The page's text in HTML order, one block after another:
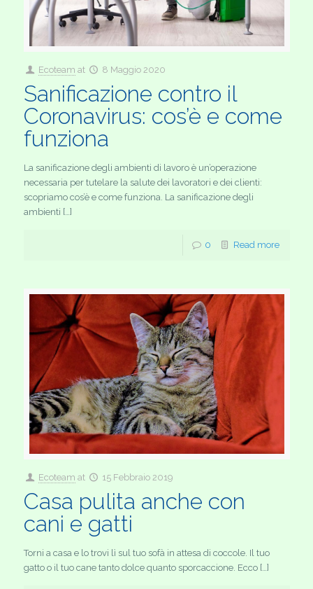
Ecoteam at 8 Maggio 2020
Sanificazione contro il
Coronavirus: cos’è e come
funziona
La sanificazione degli ambienti di lavoro è un’operazione
necessaria per tutelare la salute dei lavoratori e dei clienti:
scopriamo cos’è e come funziona. La sanificazione degli
ambienti […]
0 Read more
Ecoteam at 15 Febbraio 2019
Casa pulita anche con
cani e gatti
Torni a casa e lo trovi lì sul tuo sofà in attesa di coccole. Il tuo
gatto o il tuo cane tanto dolce quanto sporcaccione. Ecco […]